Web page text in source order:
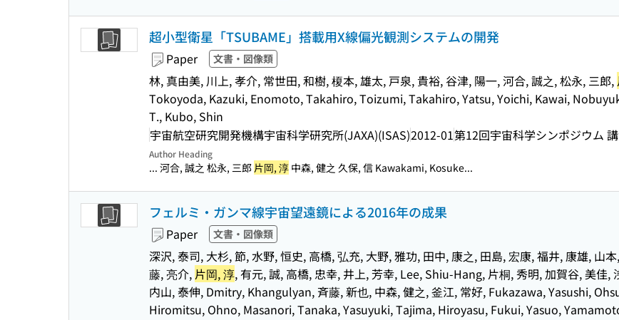
超小型衛星「TSUBAME」搭載用X線偏光観測システムの開発
Paper 文書・図像類
林, 真由美, 川上, 孝介, 常世田, 和樹, 榎本, 雄太, 戸泉, 貴裕, 谷津, 陽一, 河合, 誠之, 松永, 三郎,
Tokoyoda, Kazuki, Enomoto, Takahiro, Toizumi, Takahiro, Yatsu, Yoichi, Kawai,
T., Kubo, Shin
宇宙航空研究開発機構宇宙科学研究所(JAXA)(ISAS)2012-01第12回宇宙科学シンポジウム
Author Heading
... 河合, 誠之 松永, 三郎 片岡, 淳 中森, 健之 久保, 信 Kawakami, Kosuke...
フェルミ・ガンマ線宇宙望遠鏡による2016年の成果
Paper 文書・図像類
深沢, 泰司, 大杉, 節, 水野, 恒史, 高橋, 弘充, 大野, 雅功, 田中, 康之, 田島, 宏康, 福井, 康雄, 山
藤, 亮介, 片岡, 淳, 有元, 誠, 高橋, 忠幸, 井上, 芳幸, Lee, Shiu-Hang, 片桐, 秀明, 加賀谷, 美佳,
内山, 泰伸, Dmitry, Khangulyan, 斉藤, 新也, 中森, 健之, 釜江, 常好, Fukazawa, Yasushi,
Hiromitsu, Ohno, Masanori, Tanaka, Yasuyuki, Tajima, Hiroyasu, Fukui, Yasuo,